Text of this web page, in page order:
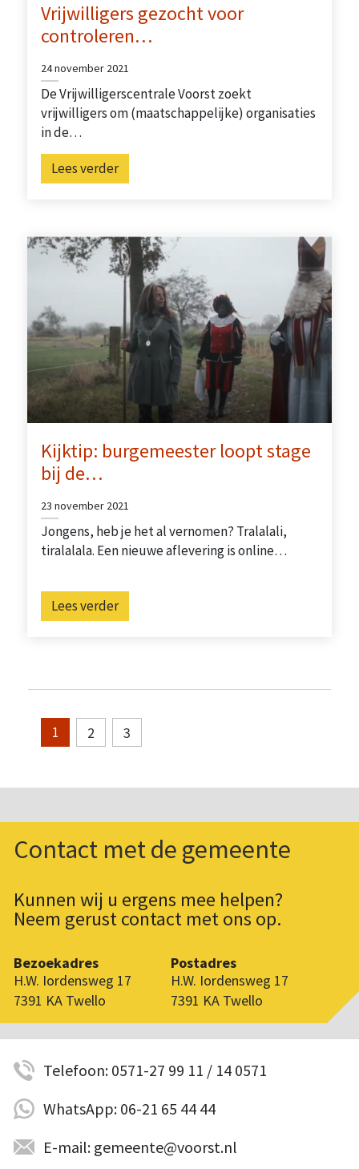
Vrijwilligers gezocht voor
controleren…
24 november 2021
De Vrijwilligerscentrale Voorst zoekt
vrijwilligers om (maatschappelijke) organisaties
in de…
Lees verder
Kijktip: burgemeester loopt stage
bij de…
23 november 2021
Jongens, heb je het al vernomen? Tralalali,
tiralalala. Een nieuwe aflevering is online…
Lees verder
1 2 3
Contact met de gemeente
Kunnen wij u ergens mee helpen?
Neem gerust contact met ons op.
Bezoekadres
H.W. Iordensweg 17
7391 KA Twello
Postadres
H.W. Iordensweg 17
7391 KA Twello
Telefoon: 0571-27 99 11 / 14 0571
WhatsApp: 06-21 65 44 44
E-mail: gemeente@voorst.nl